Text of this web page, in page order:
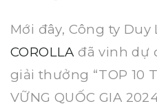
Mới đây, Công ty Duy
COROLLAđã vinh dự
giải thưởng “TOP 10
VỮNG QUỐC GIA